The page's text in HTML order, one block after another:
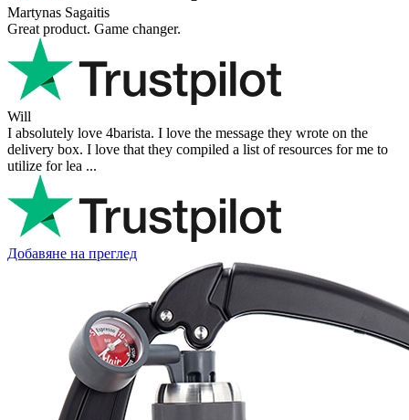
Ihor Zlobin
Fantastisk upplevelse från början till slut. Snabb leverans, mycket
bra kommunikation och produkter av hög kvalitet. Allt kom
välpackat och i perf ...
George Staf
Fast delivery. Good communication and feedback throughout the
order procedure and delivery.
Great product. Game changer.
I absolutely love 4barista. I love the message they wrote on the
delivery box. I love that they compiled a list of resources for me to